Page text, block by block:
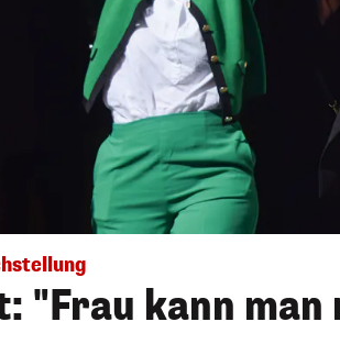
"Frau kann man